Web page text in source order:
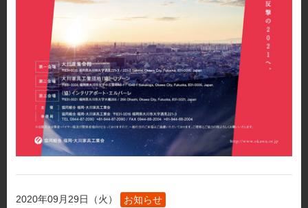
2020年09月29日（火） お知らせ